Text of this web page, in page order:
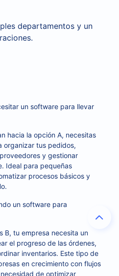
departamentos y un
un software para llevar
hacia la opción A, necesitas
organizar tus pedidos,
y gestionar
Ideal para pequeñas
procesos básicos y
un software para
B, tu empresa necesita un
el progreso de las órdenes,
inventarios. Este tipo de
en crecimiento con flujos
de optimizar